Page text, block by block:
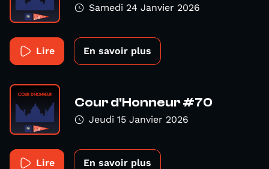
Samedi 24 Janvier 2026
Lire En savoir plus
Cour d'Honneur #70
Jeudi 15 Janvier 2026
Lire En savoir plus